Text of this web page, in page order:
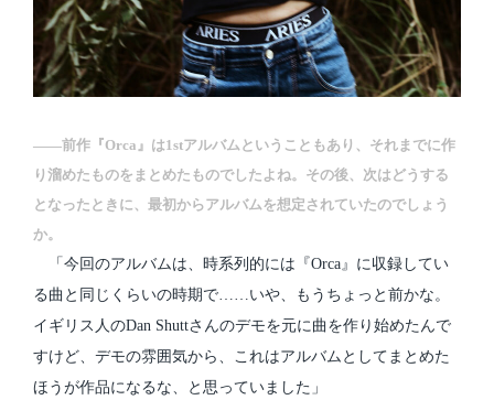
――前作『Orca』は1stアルバムということもあり、それまでに作
り溜めたものをまとめたものでしたよね。その後、次はどうする
となったときに、最初からアルバムを想定されていたのでしょう
か。
「今回のアルバムは、時系列的には『Orca』に収録してい
る曲と同じくらいの時期で……いや、もうちょっと前かな。
イギリス人のDan Shuttさんのデモを元に曲を作り始めたんで
すけど、デモの雰囲気から、これはアルバムとしてまとめた
ほうが作品になるな、と思っていました」